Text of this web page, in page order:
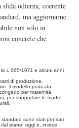
odierna, coerente
ma aggiornarne
non solo in
concrete che
L 865/1971 e alcuni anni
di produzione,
Il modello praticato
per maternità
per supportare le madri
standard sono stati pensati
piano: oggi è, invece,